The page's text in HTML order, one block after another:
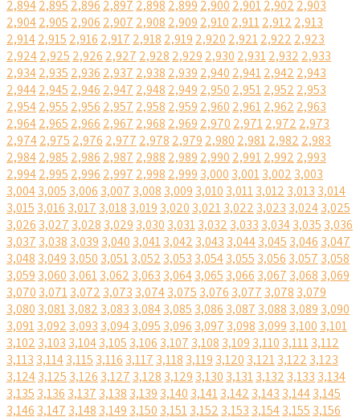
2,8942,895 2,896 2,897 2,898 2,899 2,900 2,9012,902 2,903
2,9042,905 2,906 2,907 2,908 2,909 2,910 2,9112,912 2,913
2,9142,915 2,916 2,917 2,918 2,919 2,920 2,9212,922 2,923
2,9242,925 2,926 2,927 2,928 2,929 2,930 2,9312,932 2,933
2,9342,935 2,936 2,937 2,938 2,939 2,940 2,9412,942 2,943
2,9442,945 2,946 2,947 2,948 2,949 2,950 2,9512,952 2,953
2,9542,955 2,956 2,957 2,958 2,959 2,960 2,9612,962 2,963
2,9642,965 2,966 2,967 2,968 2,969 2,970 2,9712,972 2,973
2,9742,975 2,976 2,977 2,978 2,979 2,980 2,9812,982 2,983
2,9842,985 2,986 2,987 2,988 2,989 2,990 2,9912,992 2,993
2,9942,995 2,996 2,997 2,998 2,999 3,000 3,0013,002 3,003
3,0043,005 3,006 3,007 3,008 3,009 3,010 3,0113,012 3,013 3,014
3,015 3,016 3,017 3,018 3,019 3,020 3,0213,022 3,023 3,0243,025
3,026 3,027 3,028 3,029 3,030 3,0313,032 3,033 3,0343,035 3,036
3,037 3,038 3,039 3,040 3,0413,042 3,043 3,0443,045 3,046 3,047
3,048 3,049 3,050 3,0513,052 3,053 3,0543,055 3,056 3,057 3,058
3,059 3,060 3,0613,062 3,063 3,0643,065 3,066 3,067 3,068 3,069
3,070 3,0713,072 3,073 3,0743,075 3,076 3,077 3,078 3,079
3,080 3,0813,082 3,083 3,0843,085 3,086 3,087 3,088 3,089 3,090
3,0913,092 3,093 3,0943,095 3,096 3,097 3,098 3,099 3,100 3,101
3,102 3,103 3,1043,105 3,106 3,107 3,108 3,109 3,110 3,1113,112
3,113 3,1143,115 3,116 3,117 3,118 3,119 3,120 3,1213,122 3,123
3,1243,125 3,126 3,127 3,128 3,129 3,130 3,1313,132 3,133 3,134
3,135 3,136 3,137 3,138 3,139 3,140 3,1413,142 3,143 3,1443,145
3,146 3,147 3,148 3,149 3,150 3,1513,152 3,153 3,1543,155 3,156